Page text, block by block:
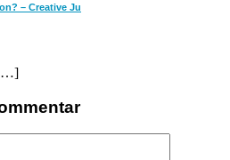
– Creative Ju
[…]